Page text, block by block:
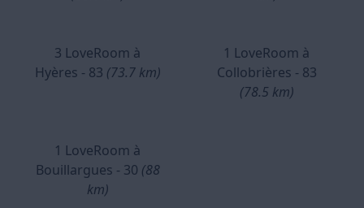
3 LoveRoom à
Hyères - 83 (73.7 km)
1 LoveRoom à
Collobrières - 83
(78.5 km)
1 LoveRoom à
Bouillargues - 30 (88
km)